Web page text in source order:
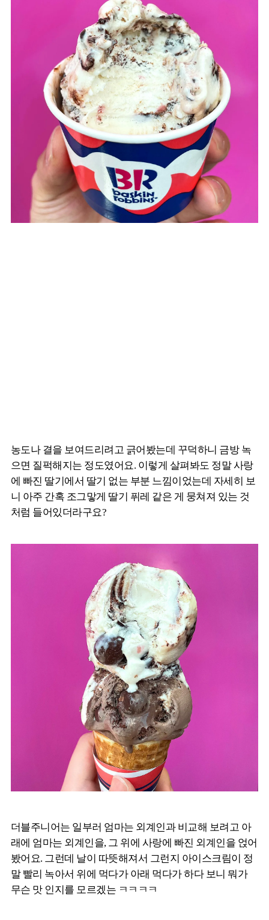
농도나 결을 보여드리려고 긁어봤는데 꾸덕하니 금방 녹
으면 질퍽해지는 정도였어요. 이렇게 살펴봐도 정말 사랑
에 빠진 딸기에서 딸기 없는 부분 느낌이었는데 자세히 보
니 아주 간혹 조그맣게 딸기 퓌레 같은 게 뭉쳐져 있는 것
처럼 들어있더라구요?
더블주니어는 일부러 엄마는 외계인과 비교해 보려고 아
래에 엄마는 외계인을, 그 위에 사랑에 빠진 외계인을 얹어
봤어요. 그런데 날이 따뜻해져서 그런지 아이스크림이 정
말 빨리 녹아서 위에 먹다가 아래 먹다가 하다 보니 뭐가
무슨 맛 인지를 모르겠는 ㅋㅋㅋㅋ